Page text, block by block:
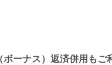
ーナス）返済併用もご